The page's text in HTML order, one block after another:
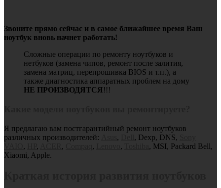
Звоните прямо сейчас и в самое ближайшее время Ваш
ноутбук вновь начнет работать!
Сложные операции по ремонту ноутбуков и
нетбуков (замена чипов, ремонт после залития,
замена матриц, перепрошивка BIOS и т.п.), а
также диагностика аппаратных проблем на дому
НЕ ПРОИЗВОДЯТСЯ!!!
Я предлагаю вам постгарантийный ремонт ноутбуков
различных производителей:
, , Dexp, DNS,
, , , , ,
, MSI, Packard Bell,
Xiaomi, Apple.